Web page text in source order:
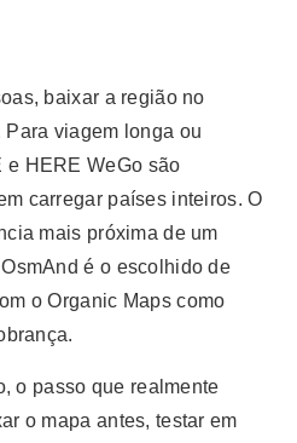
baixar a região no
viagem longa ou
e HERE WeGo são
carregar países inteiros. O
mais próxima de um
é o escolhido de
o Organic Maps como
o passo que realmente
o mapa antes, testar em